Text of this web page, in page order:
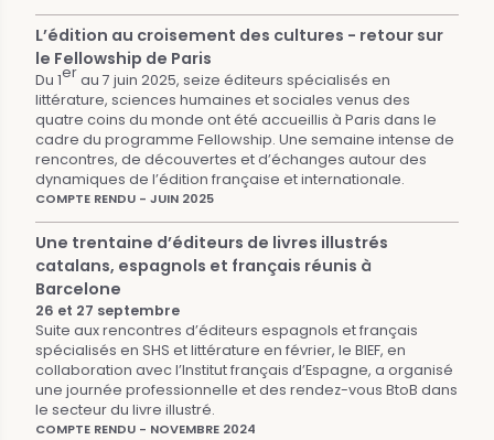
L’édition au croisement des cultures - retour sur
le Fellowship de Paris
Du 1erau 7 juin 2025, seize éditeurs spécialisés en
littérature, sciences humaines et sociales venus des
quatre coins du monde ont été accueillis à Paris dans le
cadre du programme Fellowship. Une semaine intense de
rencontres, de découvertes et d’échanges autour des
dynamiques de l’édition française et internationale.
COMPTE RENDU - JUIN 2025
Une trentaine d’éditeurs de livres illustrés
catalans, espagnols et français réunis à
Barcelone
26 et 27 septembre
Suite aux rencontres d’éditeurs espagnols et français
spécialisés en SHS et littérature en février, le BIEF, en
collaboration avec l’Institut français d’Espagne, a organisé
une journée professionnelle et des rendez-vous BtoB dans
le secteur du livre illustré.
COMPTE RENDU - NOVEMBRE 2024